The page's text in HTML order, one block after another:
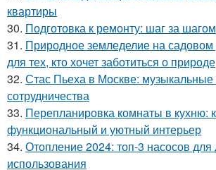
квартиры
30. Подготовка к ремонту: шаг за шагом
31. Природное земледелие на садовом
для тех, кто хочет заботиться о природе
32. Стас Пьеха в Москве: музыкальные
сотрудничества
33. Перепланировка комнаты в кухню:
функциональный и уютный интерьер
34. Отопление 2024: топ-3 насосов
использования